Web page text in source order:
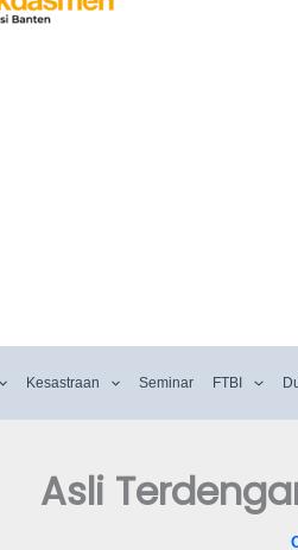
Kesastraan Seminar FTBI
Asli